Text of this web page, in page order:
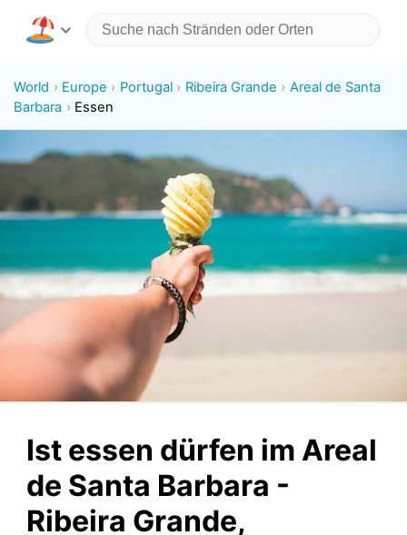
World Europe Portugal Ribeira Grande
Areal de Santa
Barbara
Essen
Ist essen dürfen im Areal
de Santa Barbara -
Ribeira Grande,